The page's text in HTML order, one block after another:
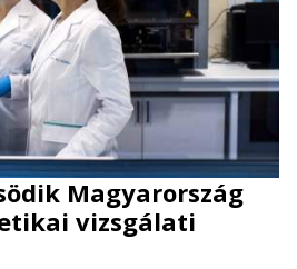
Magyarország
vizsgálati